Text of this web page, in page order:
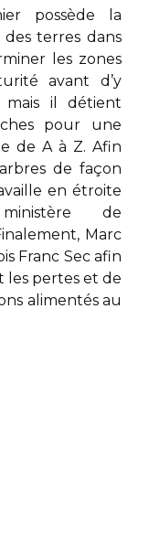
possède la
terres dans
les zones
avant d’y
il détient
pour une
de A à Z. Afin
de façon
en étroite
de
Marc
Franc Sec afin
les pertes et de
alimentés au